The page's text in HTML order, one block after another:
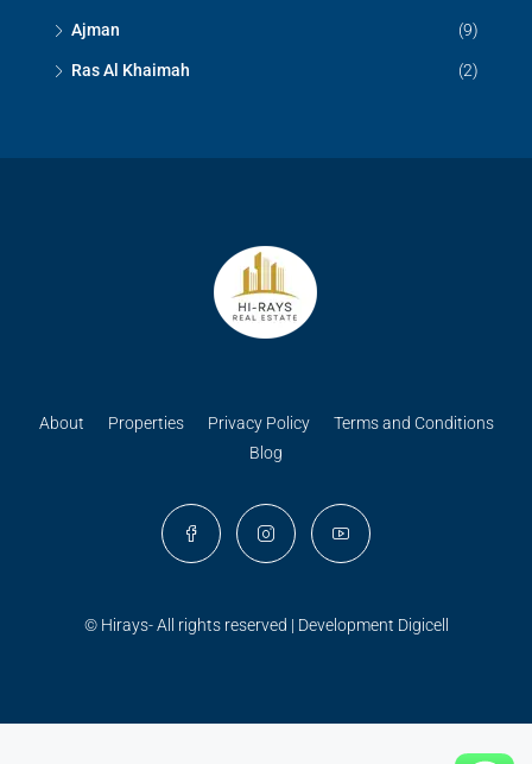
Ajman (9)
Ras Al Khaimah (2)
About Properties Privacy Policy
Terms and Conditions
Blog
© Hirays- All rights reserved | Development Digicell